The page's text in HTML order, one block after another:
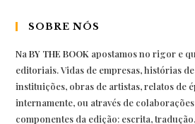
SOBRE NÓS
NaBY THE BOOK apostamos no rigor e
editoriais. Vidas de empresas, histórias
instituições, obras de artistas, relatos de
internamente, ou através de
componentes da edição: escrita,